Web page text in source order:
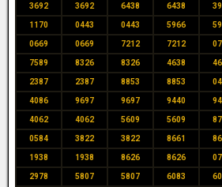
3692 3692 6438 6438
1170 0443 0443 5966
0669 0669 7212 7212
7589 8326 8326 4638
2387 2387 8853 8853
4086 9697 9697 9440
4062 4062 5609 5609
0584 3822 3822 8661
1938 1938 8626 8626
2978 5807 5807 6083